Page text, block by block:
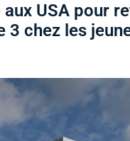
USA pour
3 chez les